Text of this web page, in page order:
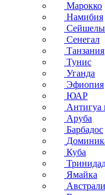
Марокко
Намибия
Сейшелы
Сенегал
Танзания
Тунис
Уганда
Эфиопия
ЮАР
Антигуа
Аруба
Барбадос
Куба
Ямайка